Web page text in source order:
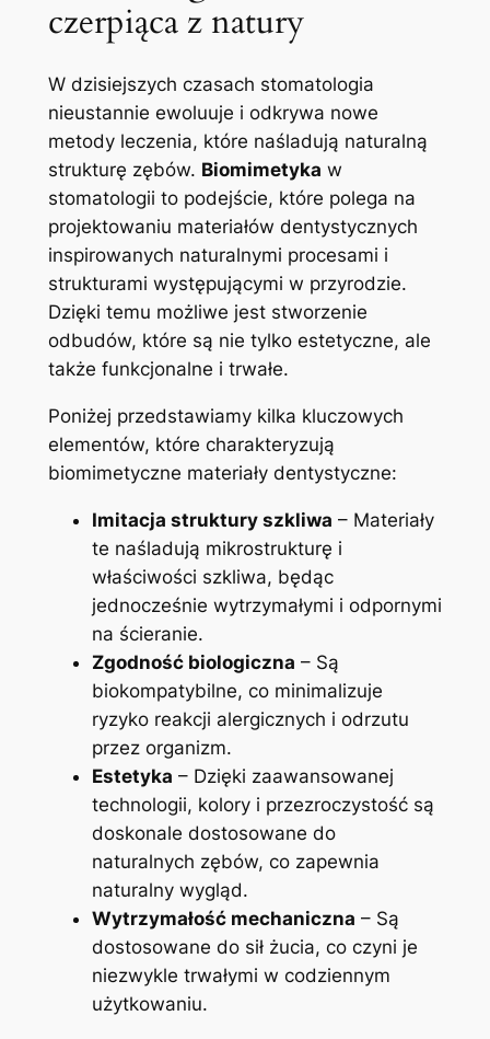
czerpiąca z natury
W dzisiejszych czasach ​stomatologia
nieustannie ‌ewoluuje ⁢i odkrywa nowe⁢
metody leczenia, które ​naśladują naturalną
strukturę ⁣zębów. Biomimetyka ⁣w
stomatologii to podejście, które polega⁢ na
projektowaniu ⁣materiałów dentystycznych
inspirowanych naturalnymi procesami i
strukturami występującymi w przyrodzie.
⁢Dzięki‌ temu ⁤możliwe jest​ stworzenie
odbudów, które są ⁢nie tylko‍ estetyczne, ⁤ale
⁢także ⁤funkcjonalne⁤ i ⁣trwałe.
Poniżej ‌przedstawiamy kilka kluczowych
elementów, które charakteryzują
biomimetyczne materiały dentystyczne:
Imitacja struktury szkliwa ‌– Materiały
te naśladują mikrostrukturę i
właściwości szkliwa, ‍będąc
jednocześnie wytrzymałymi i odpornymi
na ⁢ścieranie.
Zgodność biologiczna – Są
biokompatybilne, co minimalizuje
ryzyko reakcji alergicznych i odrzutu
⁢przez ⁢organizm.
Estetyka –⁢ Dzięki zaawansowanej
technologii, ​kolory‌ i przezroczystość ‍są
doskonale dostosowane ⁢do
naturalnych zębów, co zapewnia
naturalny wygląd.
Wytrzymałość mechaniczna – Są
dostosowane⁢ do ​sił żucia, co⁤ czyni je
‍niezwykle trwałymi w ​codziennym
użytkowaniu.